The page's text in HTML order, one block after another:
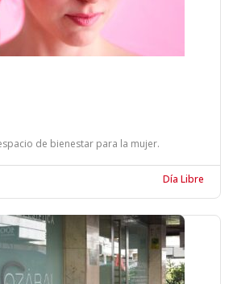
de bienestar para la mujer.
Día Libre